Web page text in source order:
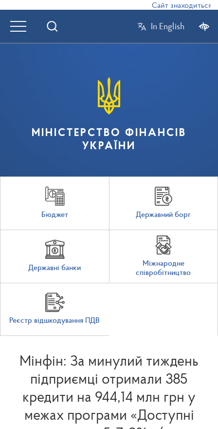
Сайт знаходиться в
In English
МІНІСТЕРСТВО ФІНАНСІВ
УКРАЇНИ
Бюджет Державний борг
Державні банки
Міжнародне
співробітництво
Реєстр відшкодування ПДВ
Мінфін: За минулий тиждень
підприємці отримали 385
кредити на 944,14 млн грн у
межах програми «Доступні